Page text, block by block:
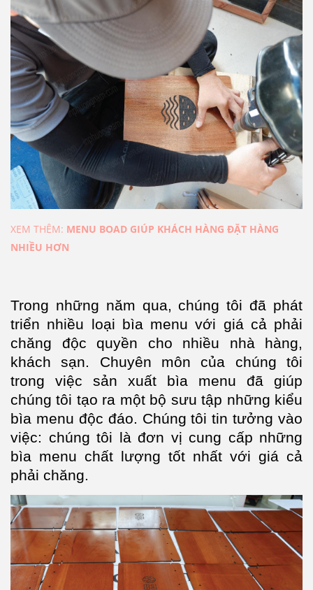
XEM THÊM: MENU BOAD GIÚP KHÁCH HÀNG ĐẶT HÀNG
NHIỀU HƠN
Trong những năm qua, chúng tôi đã phát
triển nhiều loại bìa menu với giá cả phải
chăng độc quyền cho nhiều nhà hàng,
khách sạn. Chuyên môn của chúng tôi
trong việc sản xuất bìa menu đã giúp
chúng tôi tạo ra một bộ sưu tập những kiểu
bìa menu độc đáo. Chúng tôi tin tưởng vào
việc: chúng tôi là đơn vị cung cấp những
bìa menu chất lượng tốt nhất với giá cả
phải chăng.